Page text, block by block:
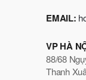
EMAIL:
VP HÀ
88/68
Thanh